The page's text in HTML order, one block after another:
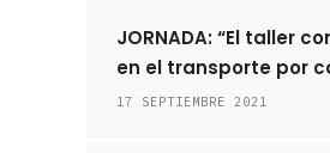
JORNADA: “El taller
en el transporte por
17 SEPTIEMBRE 2021